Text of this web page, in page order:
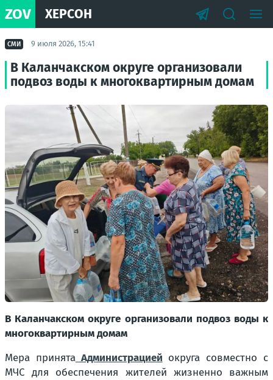
ZOV ХЕРСОН
СМИ 9 июля 2026, 15:41
В Каланчакском округе организовали
подвоз воды к многоквартирным домам
В Каланчакском округе организовали подвоз воды к
многоквартирным домам
Мера принятаАдминистрацией округа совместно с
МЧС для обеспечения жителей жизненно важным